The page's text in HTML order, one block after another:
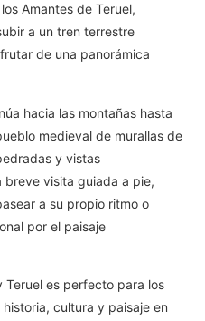
Amantes de Teruel,
a un tren terrestre
de una panorámica
hacia las montañas hasta
medieval de murallas de
y vistas
breve visita guiada a pie,
a su propio ritmo o
por el paisaje
Teruel es perfecto para los
cultura y paisaje en